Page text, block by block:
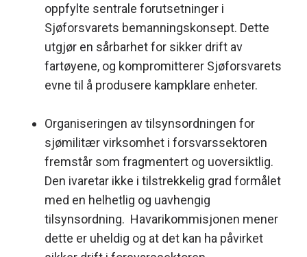
oppfylte sentrale forutsetninger i
Sjøforsvarets bemanningskonsept. Dette
utgjør en sårbarhet for sikker drift av
fartøyene, og kompromitterer Sjøforsvarets
evne til å produsere kampklare enheter.
Organiseringen av tilsynsordningen for
sjømilitær virksomhet i forsvarssektoren
fremstår som fragmentert og uoversiktlig.
Den ivaretar ikke i tilstrekkelig grad formålet
med en helhetlig og uavhengig
tilsynsordning. Havarikommisjonen mener
dette er uheldig og at det kan ha påvirket